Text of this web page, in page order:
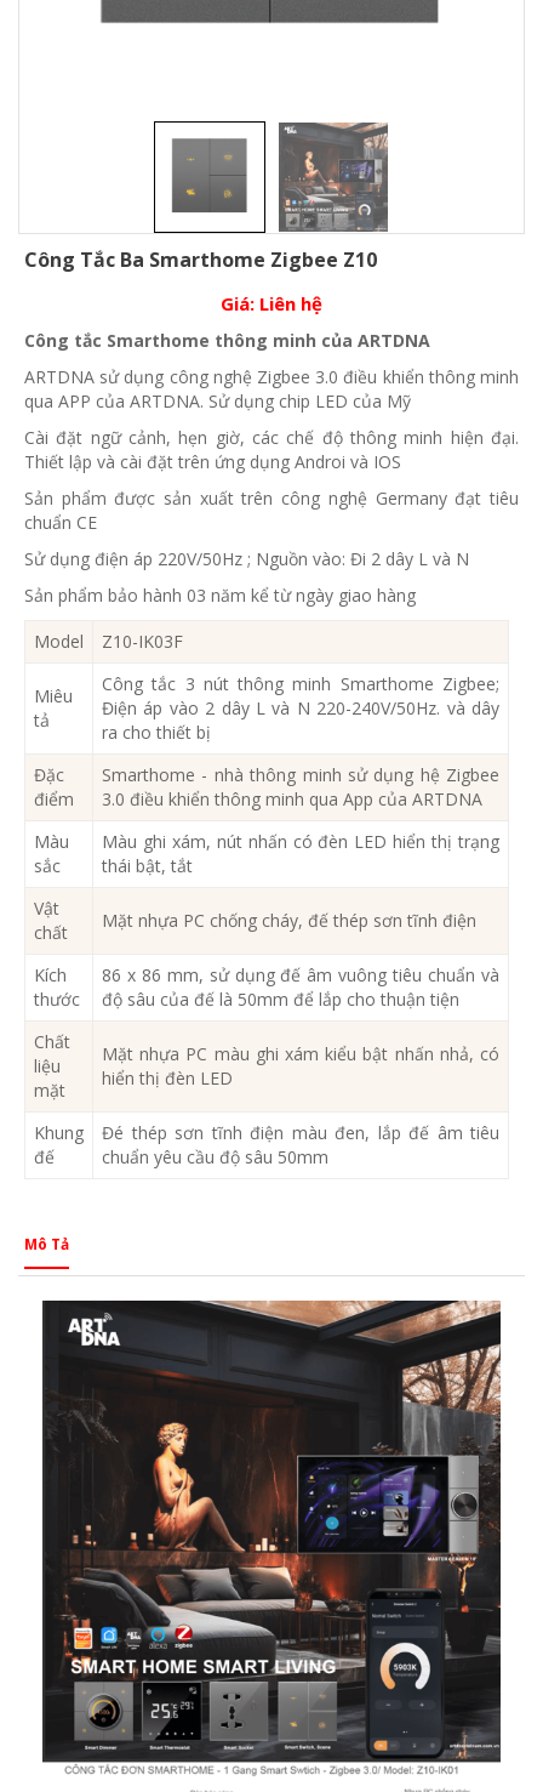
Công Tắc Ba Smarthome Zigbee Z10
Giá: Liên hệ
Công tắc Smarthome thông minh của ARTDNA
ARTDNA sử dụng công nghệ Zigbee 3.0 điều khiển thông minh
qua APP của ARTDNA. Sử dụng chip LED của Mỹ
Cài đặt ngữ cảnh, hẹn giờ, các chế độ thông minh hiện đại.
Thiết lập và cài đặt trên ứng dụng Androi và IOS
Sản phẩm được sản xuất trên công nghệ Germany đạt tiêu
chuẩn CE
Sử dụng điện áp 220V/50Hz ; Nguồn vào: Đi 2 dây L và N
Sản phẩm bảo hành 03 năm kể từ ngày giao hàng
Model
Z10-IK03F
Miêu
tả
Công tắc 3 nút thông minh Smarthome Zigbee;
Điện áp vào 2 dây L và N 220-240V/50Hz. và dây
ra cho thiết bị
Đặc
điểm
Smarthome - nhà thông minh sử dụng hệ Zigbee
3.0 điều khiển thông minh qua App của ARTDNA
Màu
sắc
Màu ghi xám, nút nhấn có đèn LED hiển thị trạng
thái bật, tắt
Vật
chất
Mặt nhựa PC chống cháy, đế thép sơn tĩnh điện
Kích
thước
86 x 86 mm, sử dụng đế âm vuông tiêu chuẩn và
độ sâu của đế là 50mm để lắp cho thuận tiện
Chất
liệu
mặt
Mặt nhựa PC màu ghi xám kiểu bật nhấn nhả, có
hiển thị đèn LED
Khung
đế
Đé thép sơn tĩnh điện màu đen, lắp đế âm tiêu
chuẩn yêu cầu độ sâu 50mm
Mô Tả